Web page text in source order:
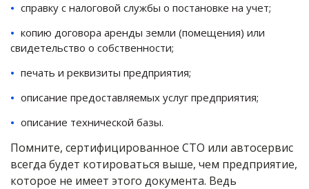
справку с налоговой службы о постановке на учет;
копию договора аренды земли (помещения) или
свидетельство о собственности;
печать и реквизиты предприятия;
описание предоставляемых услуг предприятия;
описание технической базы.
Помните, сертифицированное СТО или автосервис
всегда будет котироваться выше, чем предприятие,
которое не имеет этого документа. Ведь